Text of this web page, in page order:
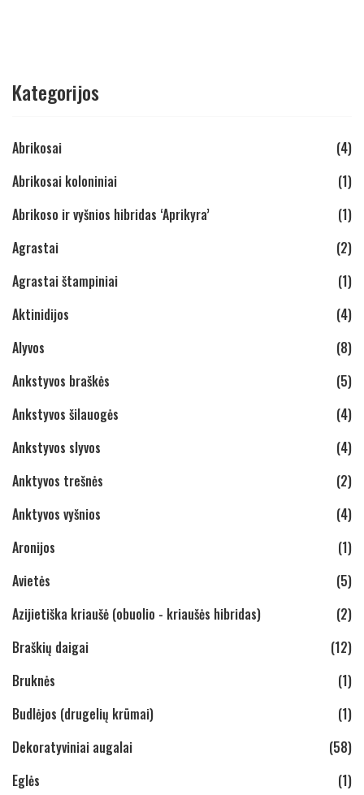
Kategorijos
Abrikosai
(4)
Abrikosai koloniniai
(1)
Abrikoso ir vyšnios hibridas ‘Aprikyra’
(1)
Agrastai
(2)
Agrastai štampiniai
(1)
Aktinidijos
(4)
Alyvos
(8)
Ankstyvos braškės
(5)
Ankstyvos šilauogės
(4)
Ankstyvos slyvos
(4)
Anktyvos trešnės
(2)
Anktyvos vyšnios
(4)
Aronijos
(1)
Avietės
(5)
Azijietiška kriaušė (obuolio - kriaušės hibridas)
(2)
Braškių daigai
(12)
Bruknės
(1)
Budlėjos (drugelių krūmai)
(1)
Dekoratyviniai augalai
(58)
Eglės
(1)